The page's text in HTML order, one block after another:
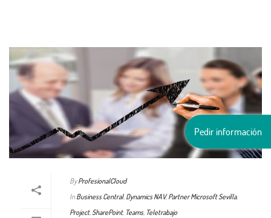
Pedir información
By ProfesionalCloud
In Business Central, Dynamics NAV,Partner Microsoft Sevilla,
Project,SharePoint, Teams, Teletrabajo